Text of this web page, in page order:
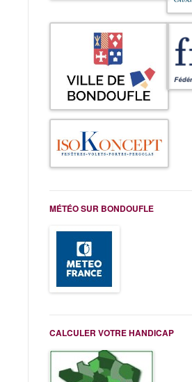
MÉTÉO SUR BONDOUFLE
CALCULER VOTRE HANDICAP